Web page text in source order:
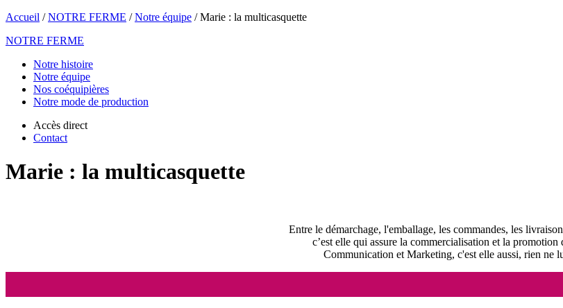
Accueil /NOTRE FERME /Notre équipe /Marie : la multicasquette
NOTRE FERME
Notre histoire
Notre équipe
Nos coéquipières
Notre mode de production
Accès direct
Contact
Marie : la multicasquette
Entre le démarchage, l'emballage, les commandes, les
c’est elle qui assure la commercialisation et la promotion
Communication et Marketing, c'est elle aussi, rien ne